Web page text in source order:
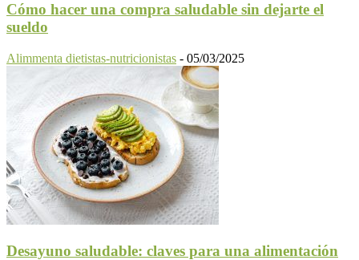
Cómo hacer una compra saludable sin dejarte el
sueldo
Alimmenta dietistas-nutricionistas - 05/03/2025
Desayuno saludable: claves para una alimentación